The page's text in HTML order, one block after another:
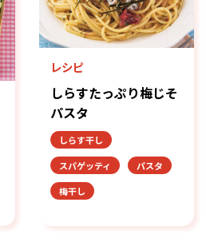
レシピ
しらすたっぷり梅じそ
パスタ
しらす干し
スパゲッティ
パスタ
梅干し